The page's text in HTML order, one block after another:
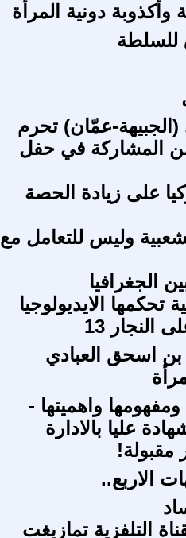
دونية المرأة
للسلطة
عمّان) تحرم
المشاركة في حفل
على زيادة الحصة
وليس للتعامل مع
الجغرافيا
تحكمها الايديولوجيا
13
اسحق العبادي
ومفهومها واهميتها -
عليا بالادارة
مقبولة!
الاربع..
التلفزية تمازيغت